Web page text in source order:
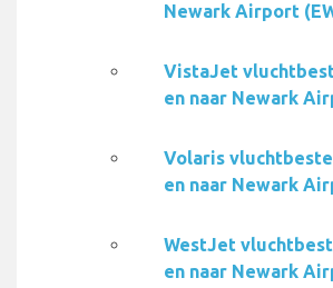
Newark Airport
VistaJet
en naar Newark
Volaris
en naar Newark
WestJet
en naar Newark